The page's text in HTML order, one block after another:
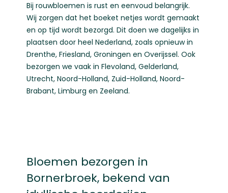
Bij rouwbloemen is rust en eenvoud belangrijk.
Wij zorgen dat het boeket netjes wordt gemaakt
en op tijd wordt bezorgd. Dit doen we dagelijks in
plaatsen door heel Nederland, zoals opnieuw in
Drenthe, Friesland, Groningen en Overijssel. Ook
bezorgen we vaak in Flevoland, Gelderland,
Utrecht, Noord-Holland, Zuid-Holland, Noord-
Brabant, Limburg en Zeeland.
Bloemen bezorgen in
Bornerbroek, bekend van